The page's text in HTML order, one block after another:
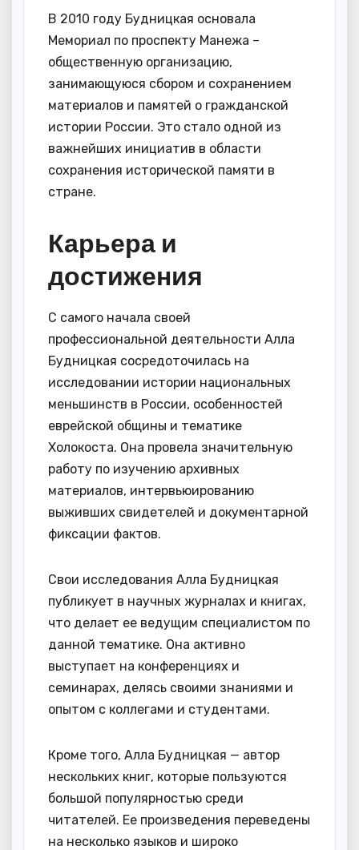
В 2010 году Будницкая основала
Мемориал по проспекту Манежа –
общественную организацию,
занимающуюся сбором и сохранением
материалов и памятей о гражданской
истории России. Это стало одной из
важнейших инициатив в области
сохранения исторической памяти в
стране.
Карьера и
достижения
С самого начала своей
профессиональной деятельности Алла
Будницкая сосредоточилась на
исследовании истории национальных
меньшинств в России, особенностей
еврейской общины и тематике
Холокоста. Она провела значительную
работу по изучению архивных
материалов, интервьюированию
выживших свидетелей и документарной
фиксации фактов.
Свои исследования Алла Будницкая
публикует в научных журналах и книгах,
что делает ее ведущим специалистом по
данной тематике. Она активно
выступает на конференциях и
семинарах, делясь своими знаниями и
опытом с коллегами и студентами.
Кроме того, Алла Будницкая — автор
нескольких книг, которые пользуются
большой популярностью среди
читателей. Ее произведения переведены
на несколько языков и широко